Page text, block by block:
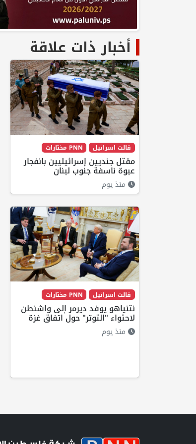
أخبار ذات علاقة
قالت اسرائيل PNN مختارات
مقتل جنديين إسرائيليين بانفجار
عبوة ناسفة جنوب لبنان
منذ يوم
قالت اسرائيل PNN مختارات
نتنياهو يوفد ديرمر إلى واشنطن
لاحتواء "التوتر" حول اتفاق غزة
منذ يوم